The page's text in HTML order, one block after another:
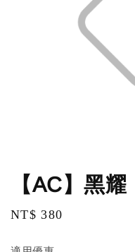
【AC】黑
Regular
NT$ 380